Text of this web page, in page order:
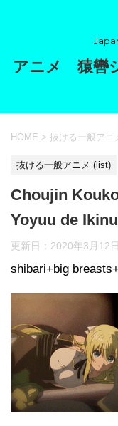
アニメ 猿轡
HOME > 抜ける一般アニ
抜ける一般アニメ (list)
Choujin
Yoyuu de
更新日： 2020年3月12日
shibari+big